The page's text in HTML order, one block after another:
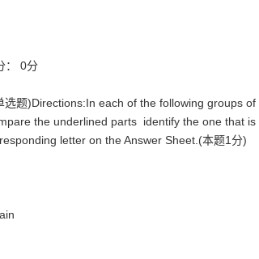
： 0分
选题)Directions:In each of the following groups
the underlined parts identify the one that
letter on the Answer Sheet.(本题1分)